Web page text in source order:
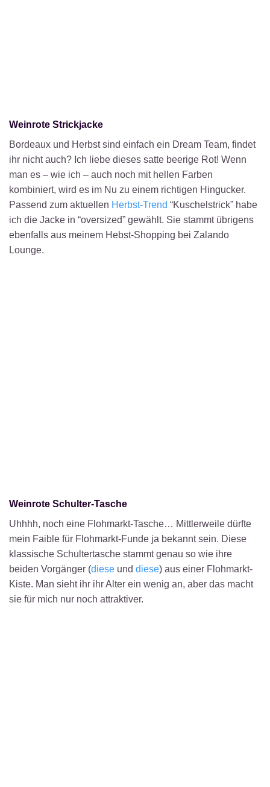
Weinrote Strickjacke
Bordeaux und Herbst sind einfach ein Dream Team, findet
ihr nicht auch? Ich liebe dieses satte beerige Rot! Wenn
man es – wie ich – auch noch mit hellen Farben
kombiniert, wird es im Nu zu einem richtigen Hingucker.
Passend zum aktuellen Herbst-Trend “Kuschelstrick” habe
ich die Jacke in “oversized” gewählt. Sie stammt übrigens
ebenfalls aus meinem Hebst-Shopping bei Zalando
Lounge.
Weinrote Schulter-Tasche
Uhhhh, noch eine Flohmarkt-Tasche… Mittlerweile dürfte
mein Faible für Flohmarkt-Funde ja bekannt sein. Diese
klassische Schultertasche stammt genau so wie ihre
beiden Vorgänger (diese und diese) aus einer Flohmarkt-
Kiste. Man sieht ihr ihr Alter ein wenig an, aber das macht
sie für mich nur noch attraktiver.